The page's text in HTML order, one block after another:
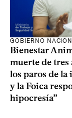
GOBIERNO
Bienestar
muerte de tres
los paros de
y la Foica
hipocresía”